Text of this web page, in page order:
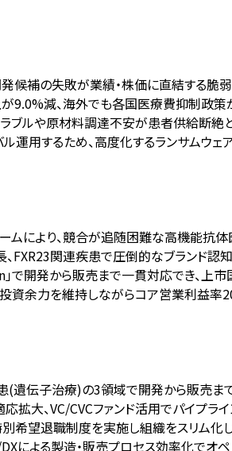
候補の失敗が業績・株価に直結する脆
減、海外でも各国医療費抑制政策
ブルや原材料調達不安が患者供給断絶
運用するため、高度化するランサムウェ
により、競合が追随困難な高機能抗
関連疾患で圧倒的なブランド認
で開発から販売まで一貫対応でき、上市
余力を維持しながらコア営業利益率
(遺伝子治療)の3領域で開発から販売ま
大、VC/CVCファンド活用でパイプラ
望退職制度を実施し組織をスリム化
よる製造・販売プロセス効率化でオペ